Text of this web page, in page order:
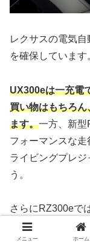
レクサスの電気
を確保しています
UX300eは一充電
買い物はもちろ
ます。一方、新型
フォーマンスな
ライビングプレジ
う。
さらにRZ300eで
成しており、長
ります。ただし
メニュー ホーム